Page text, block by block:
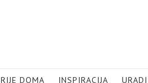
DOMA INSPIRACIJA